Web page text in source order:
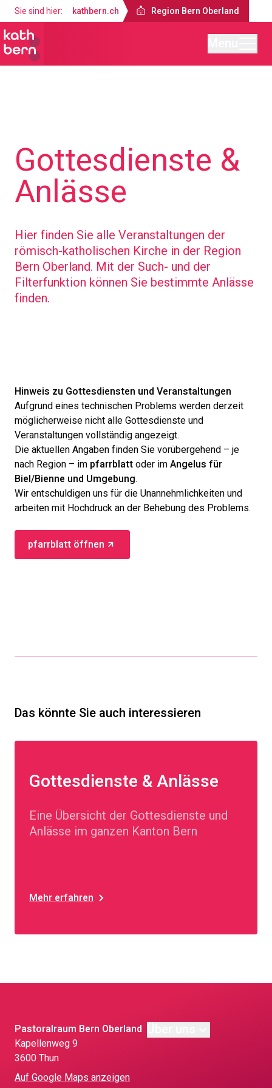
Sie sind hier: kathbern.ch Region Bern Oberland
Gottesdienste &
Anlässe
Hier finden Sie alle Veranstaltungen der
römisch-katholischen Kirche in der Region
Bern Oberland. Mit der Such- und der
Filterfunktion können Sie bestimmte Anlässe
finden.
Hinweis zu Gottesdiensten und Veranstaltungen
Aufgrund eines technischen Problems werden derzeit
möglicherweise nicht alle Gottesdienste und
Veranstaltungen vollständig angezeigt.
Die aktuellen Angaben finden Sie vorübergehend – je
nach Region – im pfarrblattoder imAngelus für
Biel/Bienne und Umgebung.
Wir entschuldigen uns für die Unannehmlichkeiten und
arbeiten mit Hochdruck an der Behebung des Problems.
pfarrblatt öffnen
Das könnte Sie auch interessieren
Gottesdienste & Anlässe
Eine Übersicht der Gottesdienste und
Anlässe im ganzen Kanton Bern
Mehr erfahren
Pastoralraum Bern Oberland
Kapellenweg 9
3600 Thun
Auf Google Maps anzeigen